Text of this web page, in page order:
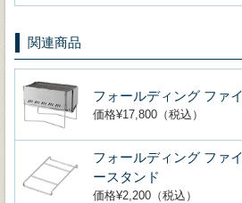
関連商品
フォールディング ファ
価格¥17,800（税込）
フォールディング ファ
ースタンド
価格¥2,200（税込）